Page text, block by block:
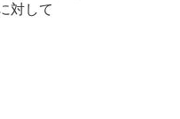
対して